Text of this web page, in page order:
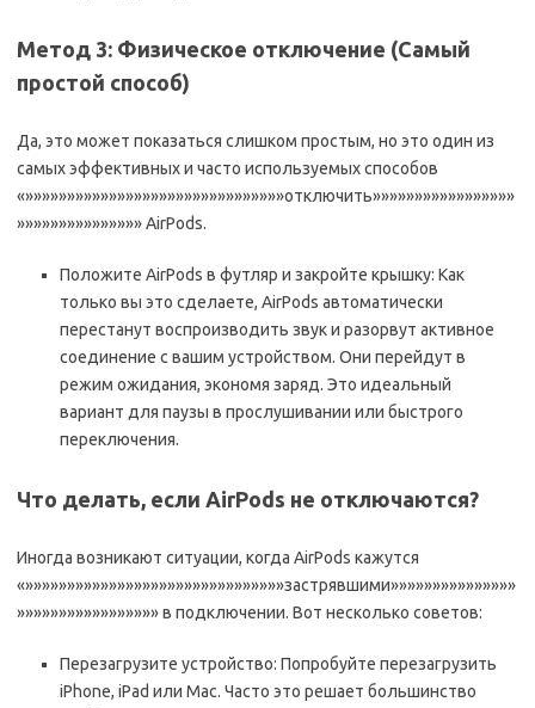
Метод 3: Физическое отключение (Самый
простой способ)
Да, это может показаться слишком простым, но это один из
самых эффективных и часто используемых способов
«»»»»»»»»»»»»»»»»»»»»»»»»»»»»»»»отключить»»»»»»»»»»»»»»»»»
»»»»»»»»»»»»»»» AirPods.
Положите AirPods в футляр и закройте крышку: Как
только вы это сделаете, AirPods автоматически
перестанут воспроизводить звук и разорвут активное
соединение с вашим устройством. Они перейдут в
режим ожидания, экономя заряд. Это идеальный
вариант для паузы в прослушивании или быстрого
переключения.
Что делать, если AirPods не отключаются?
Иногда возникают ситуации, когда AirPods кажутся
«»»»»»»»»»»»»»»»»»»»»»»»»»»»»»»»застрявшими»»»»»»»»»»»»»»»
»»»»»»»»»»»»»»»»» в подключении. Вот несколько советов:
Перезагрузите устройство: Попробуйте перезагрузить
iPhone, iPad или Mac. Часто это решает большинство